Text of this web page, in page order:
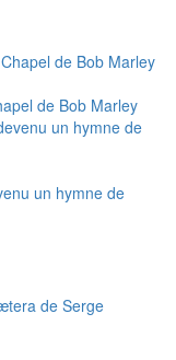
de Bob Marley
un hymne de